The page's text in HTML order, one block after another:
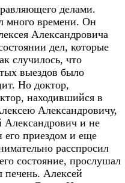
делами.
много времени. Он
Александровича
дел, которые
случилось, что
выездов было
Но доктор,
находившийся в
Александровичу,
Александрович и не
его приездом и еще
расспросил
состояние, прослушал
печень. Алексей